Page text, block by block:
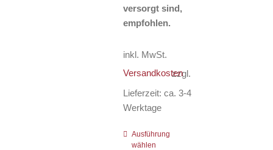
versorgt sind,
empfohlen.
inkl. MwSt.
zzgl.
Versandkosten
Lieferzeit: ca. 3-4
Werktage
Ausführung
wählen